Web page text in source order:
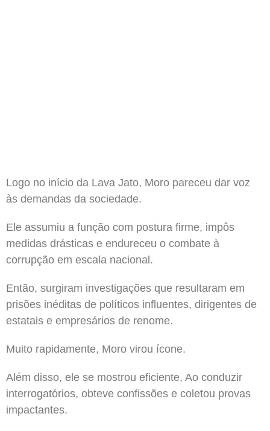
Logo no início da Lava Jato, Moro pareceu dar voz
às demandas da sociedade.
Ele assumiu a função com postura firme, impôs
medidas drásticas e endureceu o combate à
corrupção em escala nacional.
Então, surgiram investigações que resultaram em
prisões inéditas de políticos influentes, dirigentes de
estatais e empresários de renome.
Muito rapidamente, Moro virou ícone.
Além disso, ele se mostrou eficiente, Ao conduzir
interrogatórios, obteve confissões e coletou provas
impactantes.